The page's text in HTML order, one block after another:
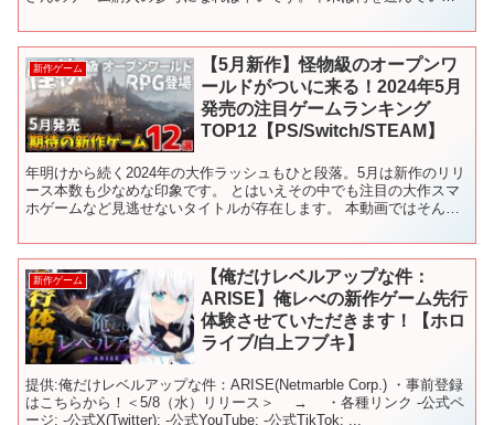
新作ゲーム
【5月新作】怪物級のオープンワ
ールドがついに来る！2024年5月
発売の注目ゲームランキング
TOP12【PS/Switch/STEAM】
年明けから続く2024年の大作ラッシュもひと段落。5月は新作のリリ
ース本数も少なめな印象です。 とはいえその中でも注目の大作スマ
ホゲームなど見逃せないタイトルが存在します。 本動画ではそんな5
新作ゲーム
【俺だけレベルアップな件：
ARISE】俺レべの新作ゲーム先行
体験させていただきます！【ホロ
ライブ/白上フブキ】
提供:俺だけレベルアップな件：ARISE(Netmarble Corp.) ・事前登録
はこちらから！＜5/8（水）リリース＞ → ・各種リンク -公式ペ
ージ: -公式X(Twitter): -公式YouTube: -公式TikTok: ...